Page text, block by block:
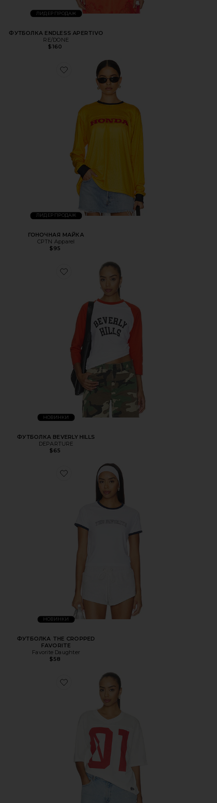
ЛИДЕР ПРОДАЖ
ФУТБОЛКА ENDLESS APERTIVO
RE/DONE
$160
ЛИДЕР ПРОДАЖ
ГОНОЧНАЯ МАЙКА
CPTN Apparel
$95
НОВИНКИ
ФУТБОЛКА BEVERLY HILLS
DEPARTURE
$65
НОВИНКИ
ФУТБОЛКА THE CROPPED
FAVORITE
Favorite Daughter
$58